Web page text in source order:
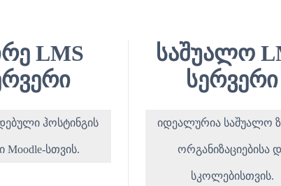
LMS
ჰოსტინგის
Moodle-სთვის.
საშუალო
სერვერი
იდეალურია საშუალო
ორგანიზაციებისა
სკოლებისთვის.